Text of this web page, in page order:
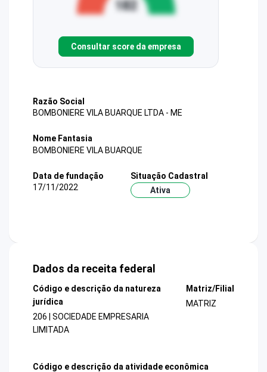
Consultar score da empresa
Razão Social
BOMBONIERE VILA BUARQUE LTDA - ME
Nome Fantasia
BOMBONIERE VILA BUARQUE
Data de fundação
17/11/2022
Situação Cadastral
Ativa
Dados da receita federal
Código e descrição da natureza
jurídica
206 | SOCIEDADE EMPRESARIA
LIMITADA
Matriz/Filial
MATRIZ
Código e descrição da atividade econômica